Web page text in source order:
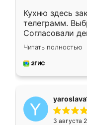
Кухню здесь
телеграмм.
Согласовали
недели кухня
довольны
мебель за
Читать полностью
3 августа